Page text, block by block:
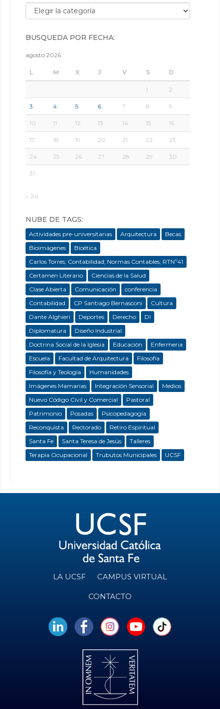
Búsqueda por categorías:
BÚSQUEDA POR FECHA:
agosto 2026
L M X J V S D
1 2
3 4 5 6 7 8 9
10 11 12 13 14 15 16
17 18 19 20 21 22 23
24 25 26 27 28 29 30
31
« Jul
NUBE DE TAGS:
Actividades pre-universitarias Arquitectura
Becas
Bioimágenes
Bioética
Carlos Torres; Contabilidad; Normas Contables; RTNº41
Certamen Literario
Ciencias de la Salud
Clase Abierta
Comunicación
conferencia
Contabilidad
CP Santiago Bernasconi
Cultura
Dante Alghieri
Deportes Derecho
DI
Diplomatura
Diseño Industrial
Doctrina Social de la Iglesia
Educación
Enfermeria
Escuela
Facultad de Arquitectura
Filosofía
Filosofía y Teología
Humanidades
Imágenes Mamarias
Integración Sensorial
Medios
Nuevo Código Civil y Comercial
Pastoral
Patrimonio
Posadas
Psicopedagogía
Reconquista
Rectorado
Retiro Espiritual
Santa Fe
Santa Teresa de Jesús
Talleres
Terapia Ocupacional
Trubutos Municipales UCSF
LA UCSF CAMPUS VIRTUAL
CONTACTO